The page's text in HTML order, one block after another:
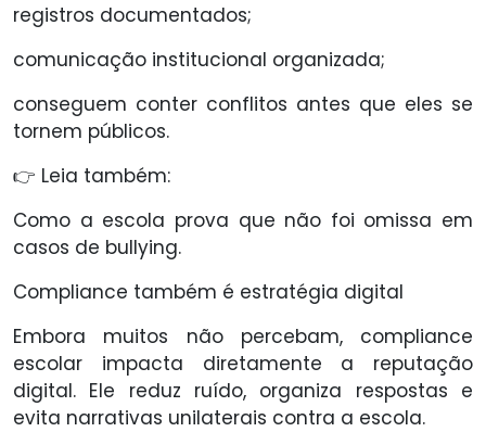
registros documentados;
comunicação institucional organizada;
conseguem conter conflitos antes que eles se
tornem públicos.
👉 Leia também:
Como a escola prova que não foi omissa em
casos de bullying.
Compliance também é estratégia digital
Embora muitos não percebam, compliance
escolar impacta diretamente a reputação
digital. Ele reduz ruído, organiza respostas e
evita narrativas unilaterais contra a escola.